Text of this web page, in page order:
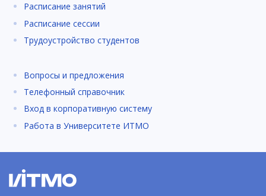
Расписание занятий
Расписание сессии
Трудоустройство студентов
Вопросы и предложения
Телефонный справочник
Вход в корпоративную систему
Работа в Университете ИТМО